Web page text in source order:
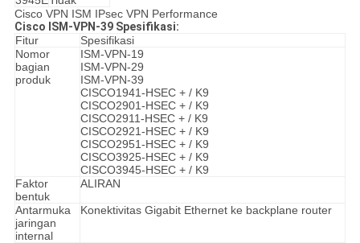
Cisco VPN ISM IPsec VPN Performance
Cisco ISM-VPN-39 Spesifikasi:
Fitur
Spesifikasi
Nomor
bagian
produk
ISM-VPN-19
ISM-VPN-29
ISM-VPN-39
CISCO1941-HSEC + / K9
CISCO2901-HSEC + / K9
CISCO2911-HSEC + / K9
CISCO2921-HSEC + / K9
CISCO2951-HSEC + / K9
CISCO3925-HSEC + / K9
CISCO3945-HSEC + / K9
Faktor
bentuk
ALIRAN
Antarmuka
jaringan
internal
Konektivitas Gigabit Ethernet ke backplane router